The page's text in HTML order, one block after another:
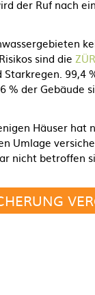
der Ruf nach
sind die
99,4
% der Gebäude
Häuser hat
Umlage
nicht betroffen